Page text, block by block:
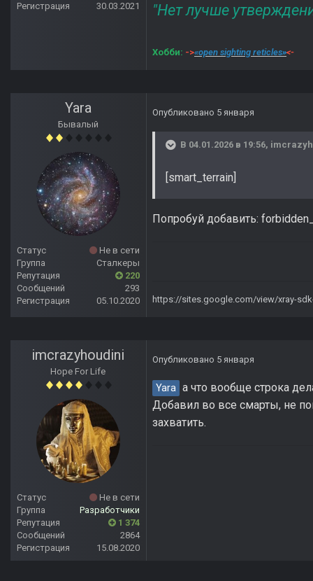
Регистрация
30.03.2021 "Нет лучше
Хобби: ->«open sighting reticles»<-
Yara
Бывалый
Статус
Не в сети
Группа
Сталкеры
Репутация
220
Сообщений
293
Регистрация
05.10.2020
Опубликовано 5 января
В 04.01.2026 в 19:56,
[smart_terrain]
Попробуй добавить:
https://sites.google.com/view/xray-
imcrazyhoudini
Hope For Life
Статус
Не в сети
Группа
Разработчики
Репутация
1 374
Сообщений
2864
Регистрация
15.08.2020
Опубликовано 5 января
Yara а что вообще строка
Добавил во все смарты, не
захватить.